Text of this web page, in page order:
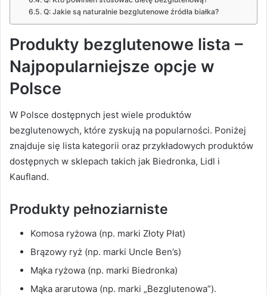
Q: Jakie są naturalnie bezglutenowe źródła białka?
Produkty bezglutenowe lista –
Najpopularniejsze opcje w
Polsce
W Polsce dostępnych jest wiele produktów
bezglutenowych, które zyskują na popularności. Poniżej
znajduje się lista kategorii oraz przykładowych produktów
dostępnych w sklepach takich jak Biedronka, Lidl i
Kaufland.
Produkty pełnoziarniste
Komosa ryżowa (np. marki Złoty Płat)
Brązowy ryż (np. marki Uncle Ben’s)
Mąka ryżowa (np. marki Biedronka)
Mąka ararutowa (np. marki „Bezglutenowa”).